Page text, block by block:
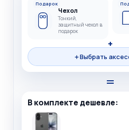
Подарок
Чехол
Тонкий,
защитный чехол в
подарок
+
＋Выбрать
=
В комплекте дешевле: